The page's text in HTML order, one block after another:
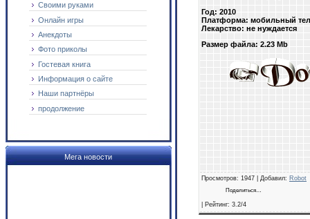
Своими руками
Онлайн игры
Анекдоты
Фото приколы
Гостевая книга
Информация о сайте
Наши партнёры
продолжение
Мега новости
Год: 2010
Платформа: мобильный
Лекарство: не нуждается
Размер файла: 2.23 Mb
Просмотров: 1947 | Добавил: Robot
Поделиться…
Рейтинг: 3.2/4